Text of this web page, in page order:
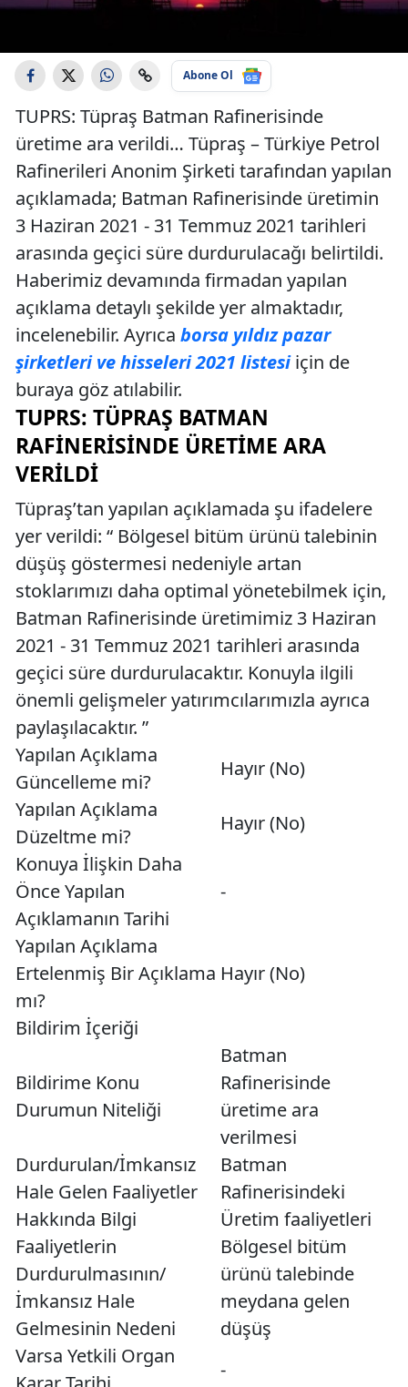
Abone Ol
TUPRS: Tüpraş Batman Rafinerisinde
üretime ara verildi… Tüpraş – Türkiye Petrol
Rafinerileri Anonim Şirketi tarafından yapılan
açıklamada; Batman Rafinerisinde üretimin
3 Haziran 2021 - 31 Temmuz 2021 tarihleri
arasında geçici süre durdurulacağı belirtildi.
Haberimiz devamında firmadan yapılan
açıklama detaylı şekilde yer almaktadır,
incelenebilir. Ayrıca borsa yıldız pazar
şirketleri ve hisseleri 2021 listesiiçin de
buraya göz atılabilir.
TUPRS: TÜPRAŞ BATMAN
RAFINERISINDE ÜRETIME ARA
VERILDI
Tüpraş’tan yapılan açıklamada şu ifadelere
yer verildi: “ Bölgesel bitüm ürünü talebinin
düşüş göstermesi nedeniyle artan
stoklarımızı daha optimal yönetebilmek için,
Batman Rafinerisinde üretimimiz 3 Haziran
2021 - 31 Temmuz 2021 tarihleri arasında
geçici süre durdurulacaktır. Konuyla ilgili
önemli gelişmeler yatırımcılarımızla ayrıca
paylaşılacaktır. ”
Yapılan Açıklama
Güncelleme mi?
Hayır (No)
Yapılan Açıklama
Düzeltme mi?
Hayır (No)
Konuya İlişkin Daha
Önce Yapılan
Açıklamanın Tarihi
-
Yapılan Açıklama
Ertelenmiş Bir Açıklama
mı?
Hayır (No)
Bildirim İçeriği
Bildirime Konu
Durumun Niteliği
Batman
Rafinerisinde
üretime ara
verilmesi
Durdurulan/İmkansız
Hale Gelen Faaliyetler
Hakkında Bilgi
Batman
Rafinerisindeki
Üretim faaliyetleri
Faaliyetlerin
Durdurulmasının/
İmkansız Hale
Gelmesinin Nedeni
Bölgesel bitüm
ürünü talebinde
meydana gelen
düşüş
Varsa Yetkili Organ
-